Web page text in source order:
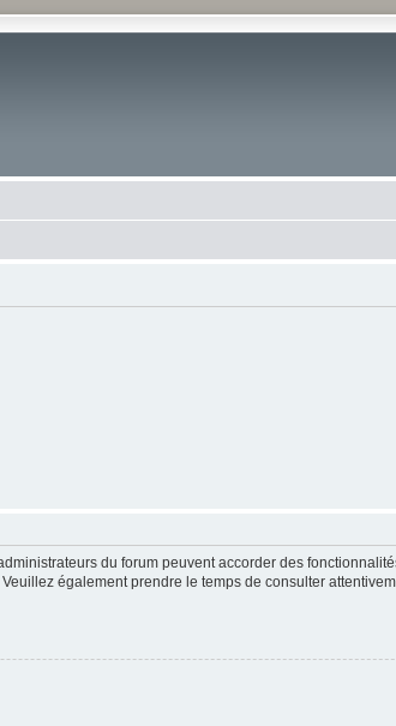
du forum peuvent accorder des
également prendre le temps de consulter